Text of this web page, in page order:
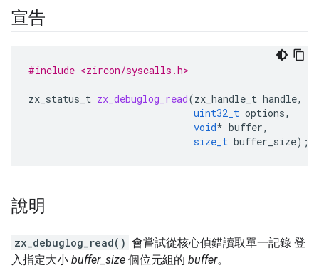
宣告
#include <zircon/syscalls.h>
zx_status_t zx_debuglog_read(zx_handle_t handle,
uint32_t options,
void* buffer,
size_t buffer_size);
說明
zx_debuglog_read() 會嘗試從核心偵錯讀取單一記錄 登
入指定大小 buffer_size 個位元組的 buffer。